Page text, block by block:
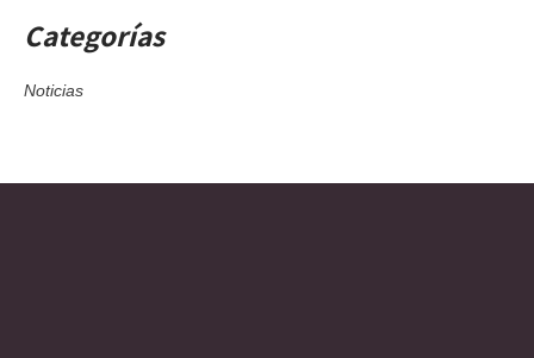
Categorías
Noticias